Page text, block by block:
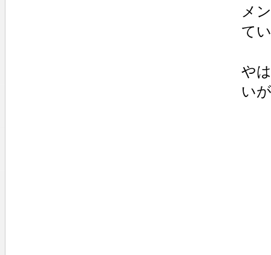
メ
て
や
い